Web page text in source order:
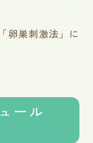
卵巣刺激法」に
ール